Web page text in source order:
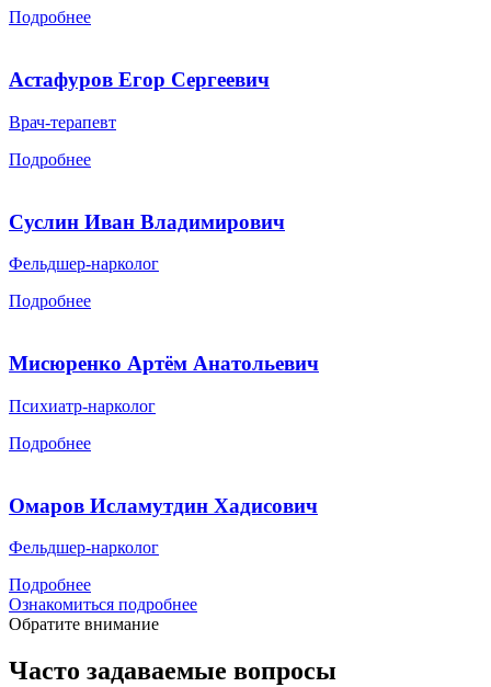
Подробнее
Астафуров Егор Сергеевич
Врач-терапевт
Подробнее
Суслин Иван Владимирович
Фельдшер-нарколог
Подробнее
Мисюренко Артём Анатольевич
Психиатр-нарколог
Подробнее
Омаров Исламутдин Хадисович
Фельдшер-нарколог
Подробнее
Ознакомиться подробнее
Обратите внимание
Часто задаваемые вопросы